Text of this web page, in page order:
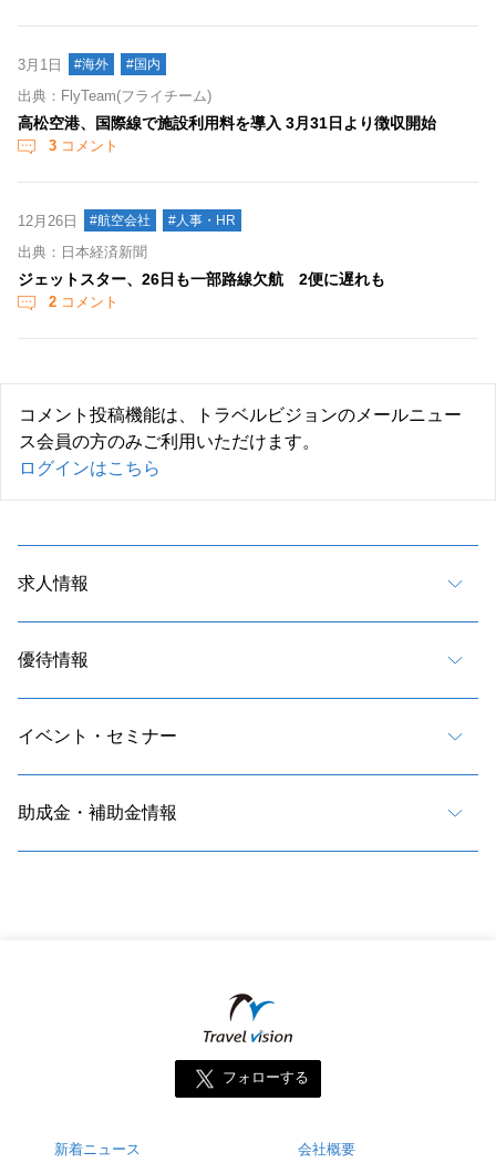
3月1日 #海外 #国内
出典：FlyTeam(フライチーム)
高松空港、国際線で施設利用料を導入 3月31日より徴収開始
3 コメント
12月26日 #航空会社 #人事・HR
出典：日本経済新聞
ジェットスター、26日も一部路線欠航 2便に遅れも
2 コメント
コメント投稿機能は、トラベルビジョンのメールニュー
ス会員の方のみご利用いただけます。
ログインはこちら
求人情報
優待情報
イベント・セミナー
助成金・補助金情報
フォローする
新着ニュース
会社概要